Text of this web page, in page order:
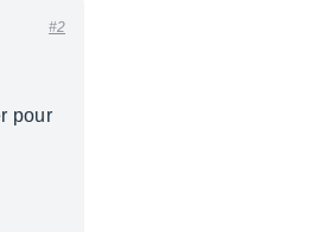
#2
pour